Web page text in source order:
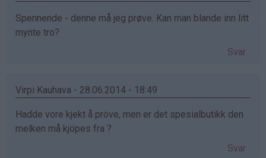
Spennende - denne må jeg prøve. Kan man blande inn litt
mynte tro?
Svar
Virpi Kauhava - 28.06.2014 - 18:49
Hadde vore kjekt å pröve, men er det spesialbutikk den
melken må kjöpes fra ?
Svar